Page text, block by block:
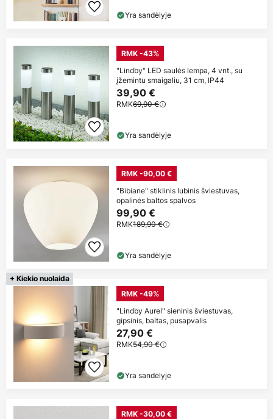
Yra sandėlyje
RMK -43%
"Lindby" LED saulės lempa, 4 vnt., su
įžemintu smaigaliu, 31 cm, IP44
39,90 €
RMK69,90 €
Yra sandėlyje
RMK -90,00 €
"Bibiane" stiklinis lubinis šviestuvas,
opalinės baltos spalvos
99,90 €
RMK189,90 €
Yra sandėlyje
+ Kiekio nuolaida
RMK -49%
"Lindby Aurel" sieninis šviestuvas,
gipsinis, baltas, pusapvalis
27,90 €
RMK54,90 €
Yra sandėlyje
RMK -30,00 €